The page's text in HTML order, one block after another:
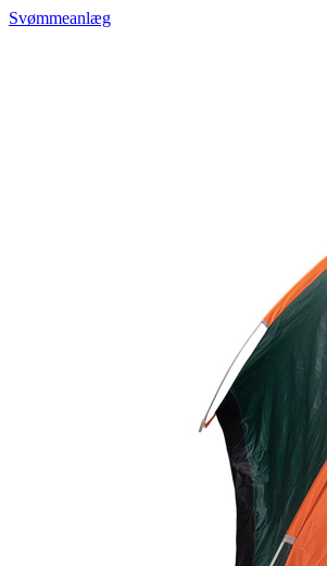
Svømmeanlæg